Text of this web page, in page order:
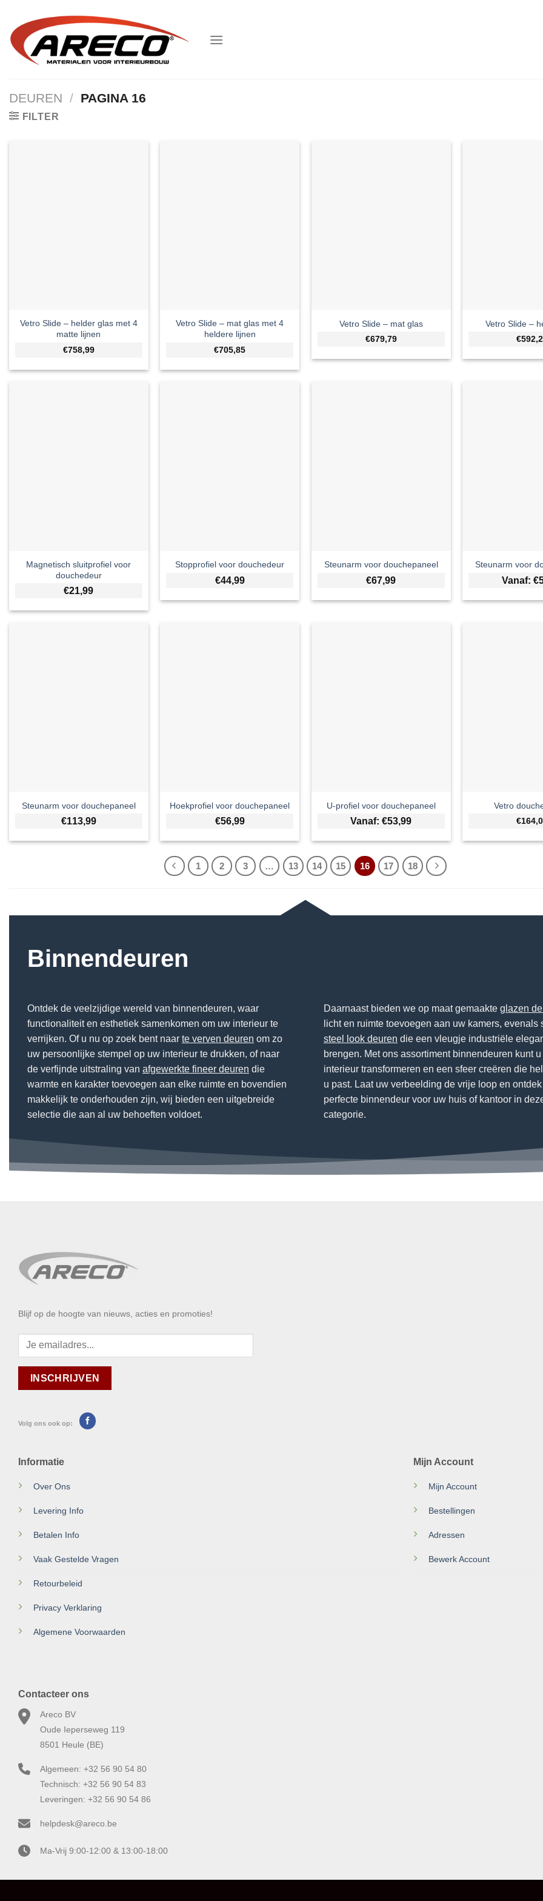
inhoud
DEUREN / PAGINA 16
FILTER
Vetro Slide – helder glas met 4
matte lijnen
€758,99
Vetro Slide – mat glas met 4
heldere lijnen
€705,85
Vetro Slide – mat glas
€679,79
Vetro Slide –
Magnetisch sluitprofiel voor
douchedeur
€21,99
Stopprofiel voor douchedeur
€44,99
Steunarm voor douchepaneel
€67,99
Steunarm voor
Vanaf: €
Steunarm voor douchepaneel
€113,99
Hoekprofiel voor douchepaneel
€56,99
U-profiel voor douchepaneel
Vanaf:€53,99
Vetro
1 2 3 … 13 14 15 16 17 18
Binnendeuren
Ontdek de veelzijdige wereld van binnendeuren, waar
functionaliteit en esthetiek samenkomen om uw interieur te
verrijken. Of u nu op zoek bent naar te verven deuren om zo
uw persoonlijke stempel op uw interieur te drukken, of naar
de verfijnde uitstraling van afgewerkte fineer deuren die
warmte en karakter toevoegen aan elke ruimte en bovendien
makkelijk te onderhouden zijn, wij bieden een uitgebreide
selectie die aan al uw behoeften voldoet.
Daarnaast bieden we op maat gemaakte glazen
licht en ruimte toevoegen aan uw kamers, evenals
steel look deuren die een vleugje industriële
brengen. Met ons assortiment binnendeuren kunt
interieur transformeren en een sfeer creëren die
u past. Laat uw verbeelding de vrije loop en
perfecte binnendeur voor uw huis of kantoor in
categorie.
Blijf op de hoogte van nieuws, acties en promoties!
Volg ons ook op:
Informatie
Over Ons
Levering Info
Betalen Info
Vaak Gestelde Vragen
Retourbeleid
Privacy Verklaring
Algemene Voorwaarden
Mijn Account
Mijn Account
Bestellingen
Adressen
Bewerk Account
Contacteer ons
Areco BV
Oude Ieperseweg 119
8501 Heule (BE)
Algemeen: +32 56 90 54 80
Technisch: +32 56 90 54 83
Leveringen: +32 56 90 54 86
helpdesk@areco.be
Ma-Vrij 9:00-12:00 & 13:00-18:00